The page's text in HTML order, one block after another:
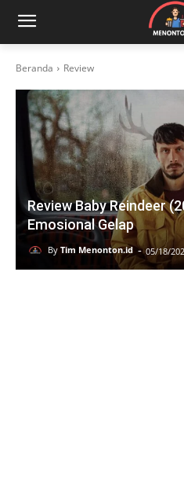
Beranda Review
Review Baby Reindeer
Emosional Gelap
By Tim Menonton.id - 05/18/